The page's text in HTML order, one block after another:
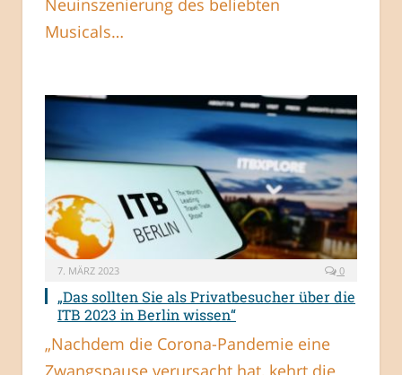
Neuinszenierung des beliebten
Musicals…
7. MÄRZ 2023 0
„Das sollten Sie als Privatbesucher über die
ITB 2023 in Berlin wissen“
„Nachdem die Corona-Pandemie eine